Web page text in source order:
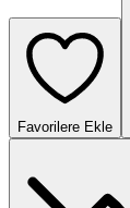
Favorilere Ekle